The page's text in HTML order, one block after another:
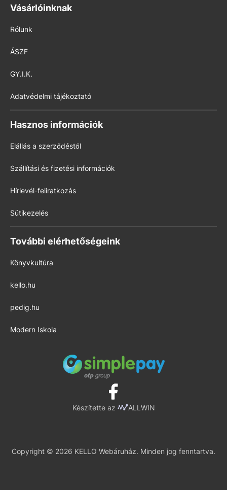
Vásárlóinknak
Rólunk
ÁSZF
GY.I.K.
Adatvédelmi tájékoztató
Hasznos információk
Elállás a szerződéstől
Szállítási és fizetési információk
Hírlevél-feliratkozás
Sütikezelés
További elérhetőségeink
Könyvkultúra
kello.hu
pedig.hu
Modern Iskola
Készítette az ALLWIN
Copyright © 2026 KELLO Webáruház. Minden jog fenntartva.